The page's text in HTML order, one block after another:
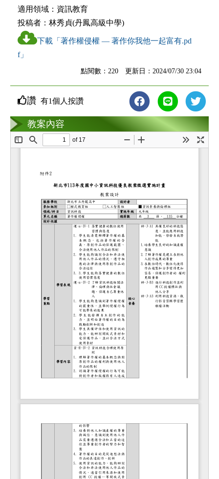
適用領域： 資訊教育
投稿者： 林秀貞(丹鳳高級中學)
下載「著作權侵權 — 著作你我他一起富有.pd
f」
點閱數：220 更新日：2024/07/30 23:04
教案互動
讚 有1個人按讚
教案內容